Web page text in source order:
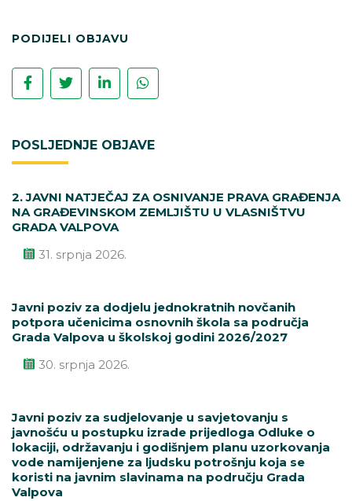
PODIJELI OBJAVU
POSLJEDNJE OBJAVE
2. JAVNI NATJEČAJ ZA OSNIVANJE PRAVA GRAĐENJA
NA GRAĐEVINSKOM ZEMLJIŠTU U VLASNIŠTVU
GRADA VALPOVA
31. srpnja 2026.
Javni poziv za dodjelu jednokratnih novčanih
potpora učenicima osnovnih škola sa područja
Grada Valpova u školskoj godini 2026/2027
30. srpnja 2026.
Javni poziv za sudjelovanje u savjetovanju s
javnošću u postupku izrade prijedloga Odluke o
lokaciji, održavanju i godišnjem planu uzorkovanja
vode namijenjene za ljudsku potrošnju koja se
koristi na javnim slavinama na području Grada
Valpova